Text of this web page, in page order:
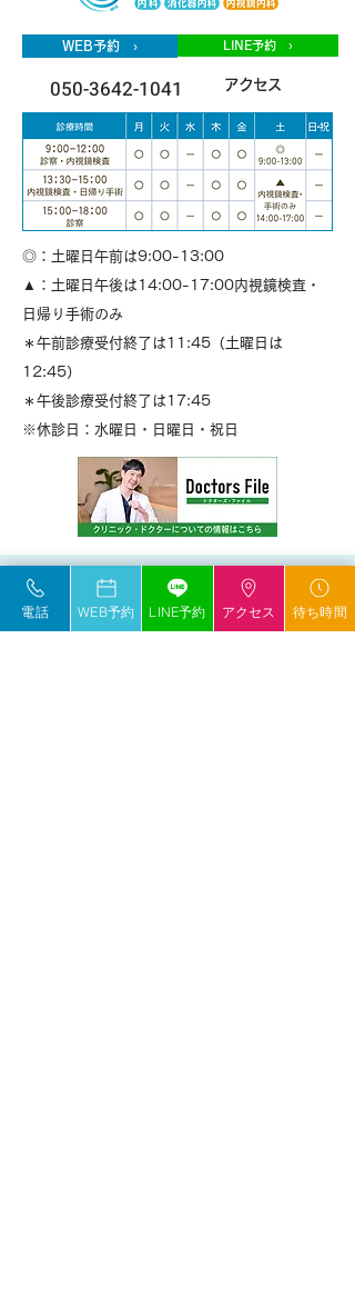
WEB予約 › LINE予約 ›
050-3642-1041 アクセス
◎：土曜日午前は9:00-13:00
▲：土曜日午後は14:00-17:00内視鏡検査・
日帰り手術のみ
＊午前診療受付終了は11:45（土曜日は
12:45）
＊午後診療受付終了は17:45
※休診日：水曜日・日曜日・祝日
〒196-0005
東京都昭島市代官山2-5-1
電話 WEB予約 LINE予約 アクセス 待ち時間